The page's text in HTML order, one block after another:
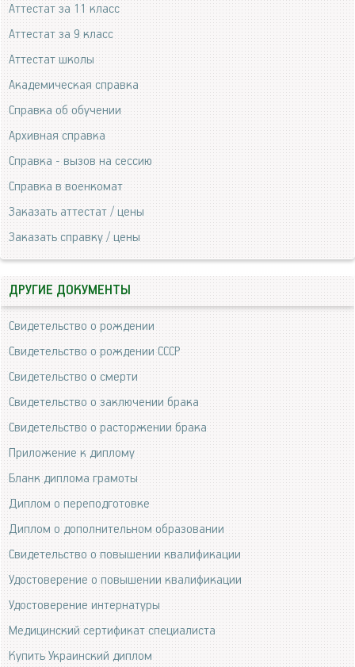
Аттестат за 11 класс
Аттестат за 9 класс
Аттестат школы
Академическая справка
Справка об обучении
Архивная справка
Справка - вызов на сессию
Справка в военкомат
Заказать аттестат / цены
Заказать справку / цены
ДРУГИЕ ДОКУМЕНТЫ
Свидетельство о рождении
Свидетельство о рождении СССР
Свидетельство о смерти
Свидетельство о заключении брака
Свидетельство о расторжении брака
Приложение к диплому
Бланк диплома грамоты
Диплом о переподготовке
Диплом о дополнительном образовании
Свидетельство о повышении квалификации
Удостоверение о повышении квалификации
Удостоверение интернатуры
Медицинский сертификат специалиста
Купить Украинский диплом